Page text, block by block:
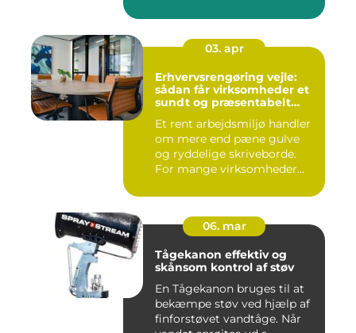
03. apr
Erhvervsrengøring vejle:
sådan får virksomheder et
sundt og præsentabelt
Et rent arbejdsmiljø handler
om mere end pæne gulve
og ryddelige skriveborde.
For mange virksomheder...
06. mar
Tågekanon effektiv og
skånsom kontrol af støv
En Tågekanon bruges til at
bekæmpe støv ved hjælp af
finforstøvet vandtåge. Når